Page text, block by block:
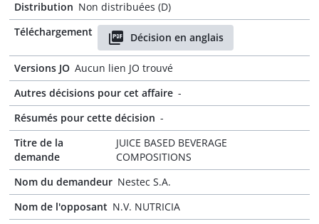
Distribution Non distribuées (D)
Téléchargement
Décision en anglais
Versions JO Aucun lien JO trouvé
Autres décisions pour cet affaire -
Résumés pour cette décision -
Titre de la
demande
JUICE BASED BEVERAGE
COMPOSITIONS
Nom du demandeur Nestec S.A.
Nom de l'opposant N.V. NUTRICIA